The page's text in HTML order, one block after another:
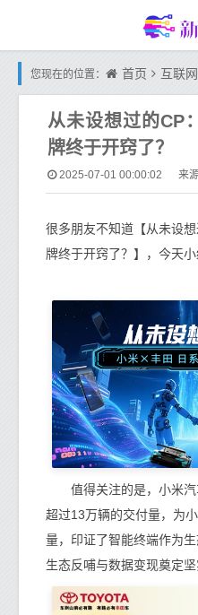
您现在的位置： 首页 互联网
从未设想过的CP
牌终于开窍了？
2025-07-01 00:00:02 来源
很多朋友不知道【从未设
牌终于开窍了？】，今天小
值得关注的是，小米汽
超过13万辆的交付量，为
量，印证了智能终端作为
生态反哺与数据变现奠定坚